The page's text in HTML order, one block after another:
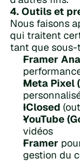
4. Outils et
Nous faisons
qui traitent
tant que
Framer
Meta Pixel
IClosed
YouTube
vidéos
Framer
gestion du